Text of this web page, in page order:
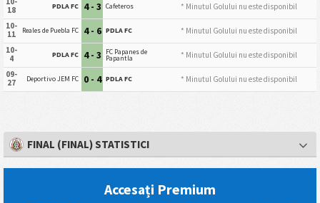
18
PDLA FC 4 - 3 Cafeteros
* Minutul Golului nu este disponibil
10-
11
Reales de Puebla FC 4 - 6 PDLA FC
* Minutul Golului nu este disponibil
10-
4
PDLA FC 4 - 3 FC Papanes de
Papantla
* Minutul Golului nu este disponibil
09-
27
Deportivo JEM FC 0 - 4 PDLA FC * Minutul Golului nu este disponibil
FINAL (FINAL) STATISTICI
Accesați Premium